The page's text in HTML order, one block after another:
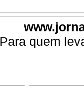
Para quem